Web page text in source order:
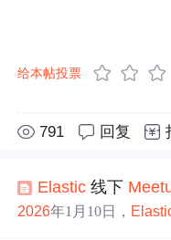
给本帖投票
791 回复
Elastic 线下
2026年1月10日，